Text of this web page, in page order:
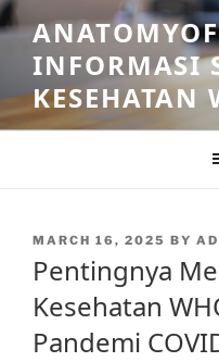
Skip
to
contentINFORMASI
KESEHATAN
POSTED
MARCH 16, 2025 BY
Pentingnya
Kesehatan
Pandemi